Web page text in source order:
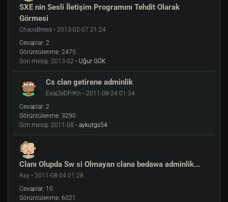
SXE nin Sesli İletişim Programını Tehdit Olarak
Görmesi
ChaosBreed • 2013-02-07 21:24
Cevaplar: 2
Görüntülenme: 2475
Son mesaj: 2013-02 • Uğur GÖK
Cs clan getirene adminlik
ExaLTeDFrKn • 2011-08-24 01:34
Cevaplar: 2
Görüntülenme: 3290
Son mesaj: 2011-08 • aykutgs54
Clanı Olupda Sw si Olmayan clana bedawa adminlik...
Axy • 2011-08-24 01:28
Cevaplar: 10
Görüntülenme: 6021